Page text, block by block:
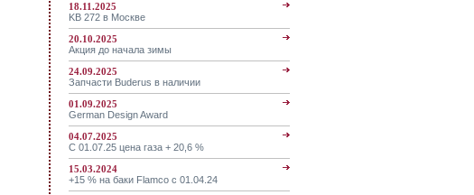
18.11.2025
KB 272 в Москве
20.10.2025
Акция до начала зимы
24.09.2025
Запчасти Buderus в наличии
01.09.2025
German Design Award
04.07.2025
С 01.07.25 цена газа + 20,6 %
15.03.2024
+15 % на баки Flamco с 01.04.24